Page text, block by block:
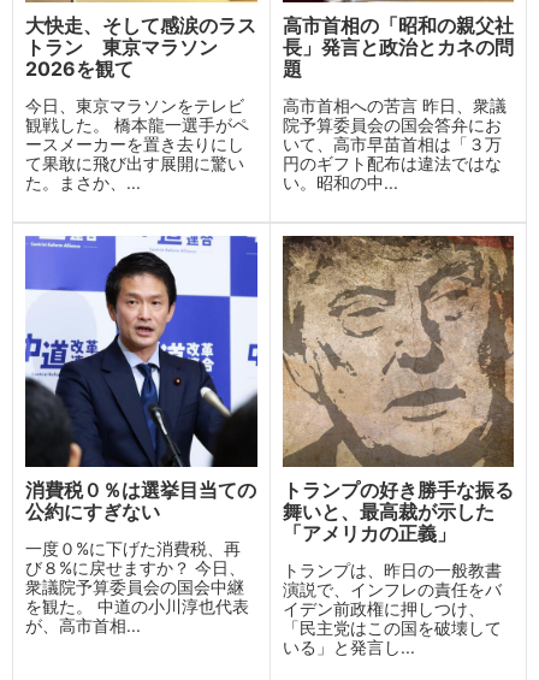
大快走、そして感涙のラス
トラン 東京マラソン
2026を観て
今日、東京マラソンをテレビ
観戦した。 橋本龍一選手がペ
ースメーカーを置き去りにし
て果敢に飛び出す展開に驚い
た。まさか、...
高市首相の「昭和の親父社
長」発言と政治とカネの問
題
高市首相への苦言 昨日、衆議
院予算委員会の国会答弁にお
いて、高市早苗首相は「３万
円のギフト配布は違法ではな
い。昭和の中...
消費税０％は選挙目当ての
公約にすぎない
一度０%に下げた消費税、再
び８%に戻せますか？ 今日、
衆議院予算委員会の国会中継
を観た。 中道の小川淳也代表
が、高市首相...
トランプの好き勝手な振る
舞いと、最高裁が示した
「アメリカの正義」
トランプは、昨日の一般教書
演説で、インフレの責任をバ
イデン前政権に押しつけ、
「民主党はこの国を破壊して
いる」と発言し...